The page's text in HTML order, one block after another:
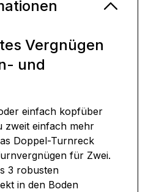
Vergnügen
und
einfach kopfüber
zweit einfach mehr
Doppel-Turnreck
für Zwei.
3 robusten
in den Boden